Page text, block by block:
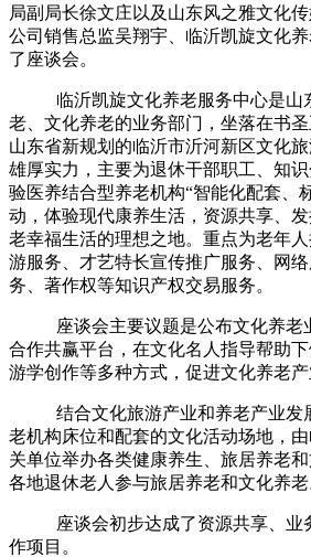
局副局长徐文庄以及山东风之雅文化
公司销售总监吴翔宇、临沂凯旋文化
了座谈会。
临沂凯旋文化养老服务中心是
老、文化养老的业务部门，坐落在书
山东省新规划的临沂市沂河新区文化
雄厚实力，主要为退休干部职工、知
验医养结合型养老机构“智能化配套、
动，体验现代康养生活，资源共享、
老幸福生活的理想之地。重点为老年
游服务、才艺特长宣传推广服务、网
务、著作权等知识产权交易服务。
座谈会主要议题是公布文化养
合作共赢平台，在文化名人指导帮助
游学创作等多种方式，促进文化养老产
结合文化旅游产业和养老产业
老机构床位和配套的文化活动场地，
关单位举办各类健康养生、旅居养老
各地退休老人参与旅居养老和文化养老
座谈会初步达成了资源共享、
作项目。